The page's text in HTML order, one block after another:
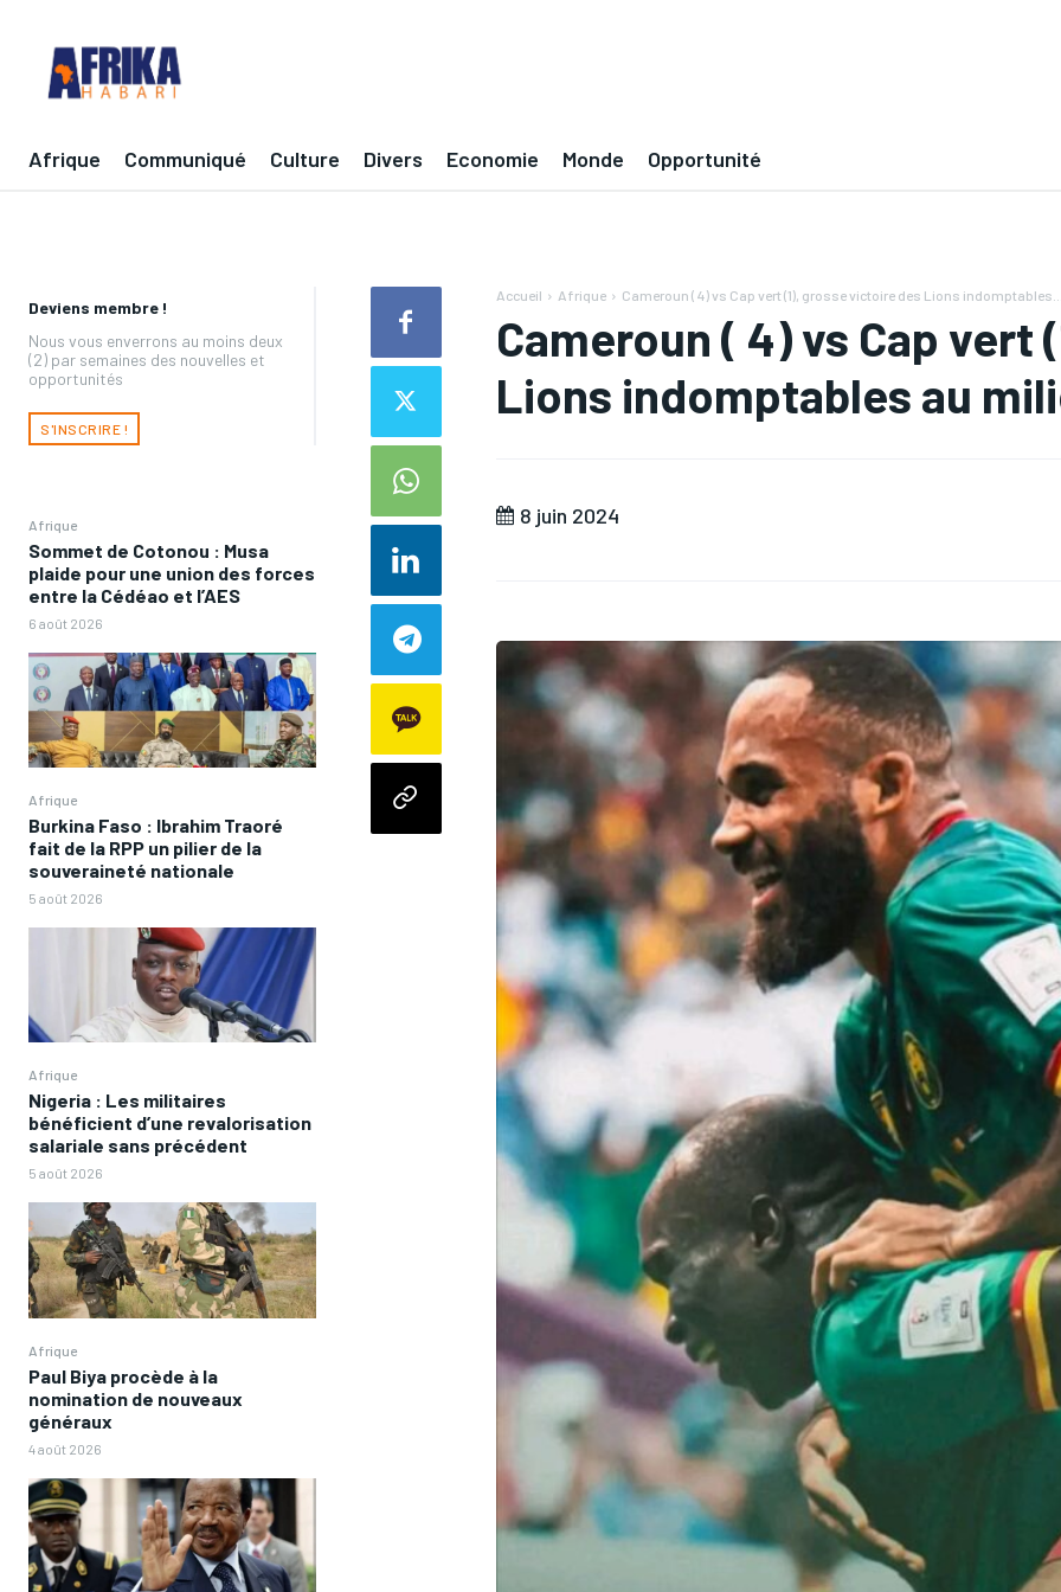
Afrique Communiqué Culture Divers Economie Monde Opportunité
Deviens membre !
Nous vous enverrons au moins deux
(2) par semaines des nouvelles et
opportunités
S'INSCRIRE !
Afrique
Sommet de Cotonou : Musa
plaide pour une union des forces
entre la Cédéao et l’AES
6 août 2026
Afrique
Burkina Faso : Ibrahim Traoré
fait de la RPP un pilier de la
souveraineté nationale
5 août 2026
Afrique
Nigeria : Les militaires
bénéficient d’une revalorisation
salariale sans précédent
5 août 2026
Afrique
Paul Biya procède à la
nomination de nouveaux
généraux
4 août 2026
Accueil Afrique Cameroun ( 4) vs Cap vert (1), grosse victoire des Lions indomptables...
Cameroun ( 4) vs Cap
Lions indomptables au
8 juin 2024